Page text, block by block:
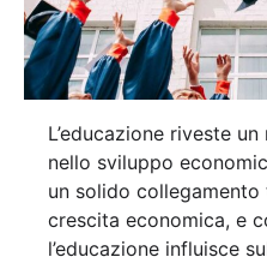
L’educazione riveste
nello sviluppo
un solido collegamento
crescita economica, e
l’educazione influisce